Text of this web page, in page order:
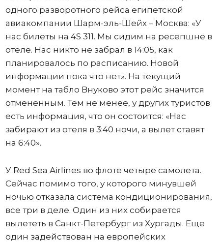
одного разворотного рейса египетской
авиакомпании Шарм-эль-Шейх – Москва: «У
нас билеты на 4S 311. Мы сидим на ресепшне в
отеле. Нас никто не забрал в 14:05, как
планировалось по расписанию. Новой
информации пока что нет». На текущий
момент на табло Внуково этот рейс значится
отмененным. Тем не менее, у других туристов
есть информация, что он состоится: «Нас
забирают из отеля в 3:40 ночи, а вылет ставят
на 6:40».
У Red Sea Airlines во флоте четыре самолета.
Сейчас помимо того, у которого минувшей
ночью отказала система кондиционирования,
все три в деле. Один из них собирается
вылететь в Санкт-Петербург из Хургады. Еще
один задействован на европейских